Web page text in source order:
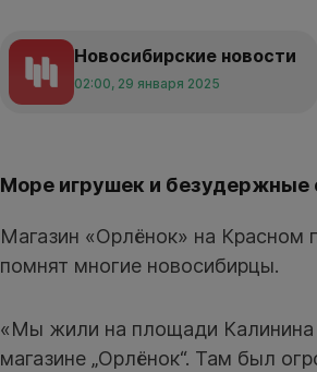
Новосибирские новости
02:00, 29 января 2025
Море игрушек и безудержные
Магазин «Орлёнок» на Красном
помнят многие новосибирцы.
«Мы жили на площади Калинина
магазине „Орлёнок“. Там был